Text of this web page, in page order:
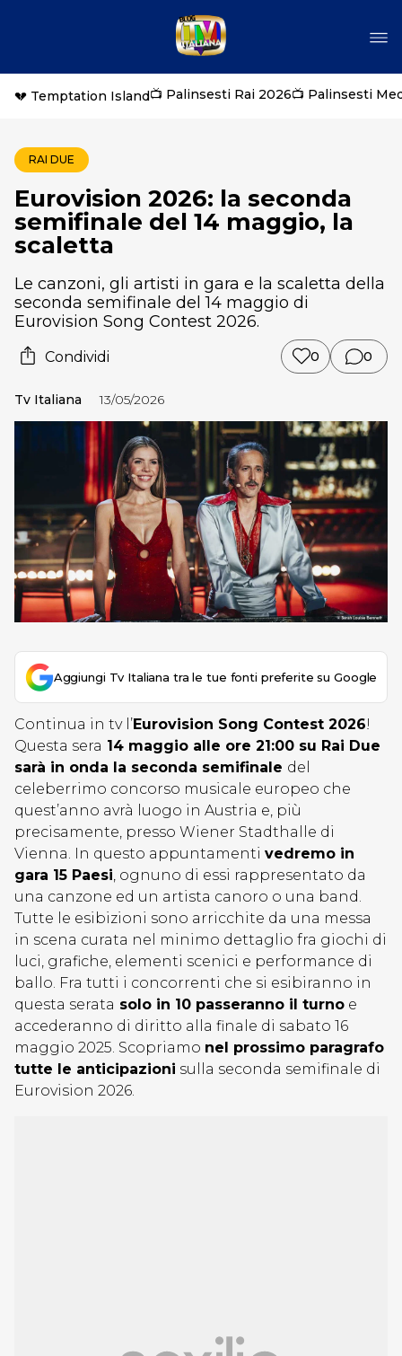
💔 Temptation Island📺 Palinsesti Rai 2026📺 Palinsesti
RAI DUE
Eurovision 2026: la seconda
semifinale del 14 maggio, la
scaletta
Le canzoni, gli artisti in gara e la scaletta della
seconda semifinale del 14 maggio di
Eurovision Song Contest 2026.
Condividi 0 0
Tv Italiana 13/05/2026
Aggiungi Tv Italiana tra le tue fonti preferite su Google
Continua in tv l’Eurovision Song Contest 2026!
Questa sera 14 maggio alle ore 21:00 su Rai Due
sarà in onda la seconda semifinale del
celeberrimo concorso musicale europeo che
quest’anno avrà luogo in Austria e, più
precisamente, presso Wiener Stadthalle di
Vienna. In questo appuntamenti vedremo in
gara 15 Paesi, ognuno di essi rappresentato da
una canzone ed un artista canoro o una band.
Tutte le esibizioni sono arricchite da una messa
in scena curata nel minimo dettaglio fra giochi di
luci, grafiche, elementi scenici e performance di
ballo. Fra tutti i concorrenti che si esibiranno in
questa serata solo in 10 passeranno il turno e
accederanno di diritto alla finale di sabato 16
maggio 2025. Scopriamo nel prossimo paragrafo
tutte le anticipazioni sulla seconda semifinale di
Eurovision 2026.